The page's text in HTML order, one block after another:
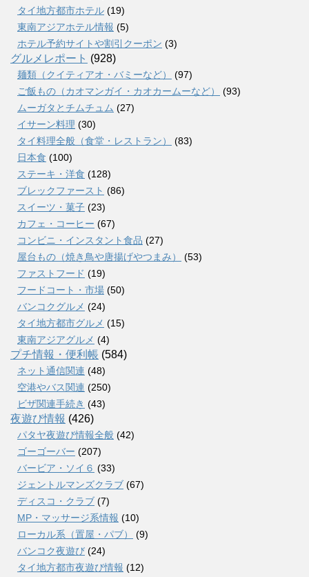
タイ地方都市ホテル (19)
東南アジアホテル情報 (5)
ホテル予約サイトや割引クーポン (3)
グルメレポート (928)
麺類（クイティアオ・バミーなど）
(97)
ご飯もの（カオマンガイ・カオカームーなど）
(93)
ムーガタとチムチュム (27)
イサーン料理 (30)
タイ料理全般（食堂・レストラン）
(83)
日本食 (100)
ステーキ・洋食 (128)
ブレックファースト (86)
スイーツ・菓子 (23)
カフェ・コーヒー (67)
コンビニ・インスタント食品 (27)
屋台もの（焼き鳥や唐揚げやつまみ）
(53)
ファストフード (19)
フードコート・市場 (50)
バンコクグルメ (24)
タイ地方都市グルメ (15)
東南アジアグルメ (4)
プチ情報・便利帳 (584)
ネット通信関連 (48)
空港やバス関連 (250)
ビザ関連手続き (43)
夜遊び情報 (426)
パタヤ夜遊び情報全般 (42)
ゴーゴーバー (207)
バービア・ソイ６ (33)
ジェントルマンズクラブ (67)
ディスコ・クラブ (7)
MP・マッサージ系情報 (10)
ローカル系（置屋・パブ）
(9)
バンコク夜遊び (24)
タイ地方都市夜遊び情報 (12)